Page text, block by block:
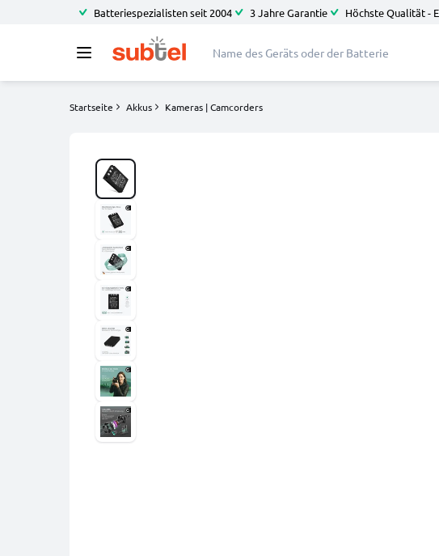
Batteriespezialisten seit 2004 3 Jahre Garantie Höchste Qualität -
Startseite Akkus Kameras | Camcorders